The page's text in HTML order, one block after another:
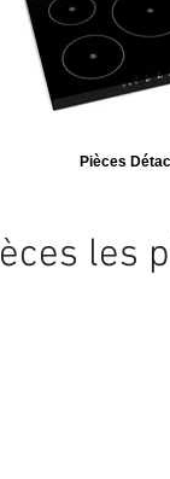
Pièces
les